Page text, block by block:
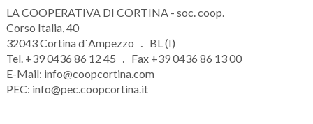
LA COOPERATIVA DI CORTINA - soc. coop.
Corso Italia, 40
32043Cortina d´Ampezzo
BL (I)
Tel. +39 0436 86 12 45 Fax +39 0436 86 13 00
E-Mail: info@coopcortina.com
PEC: info@pec.coopcortina.it